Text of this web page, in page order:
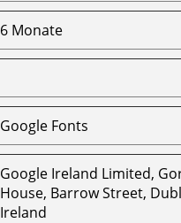
6 Monate
Google Fonts
Google Ireland Limited,
House, Barrow Street,
Ireland